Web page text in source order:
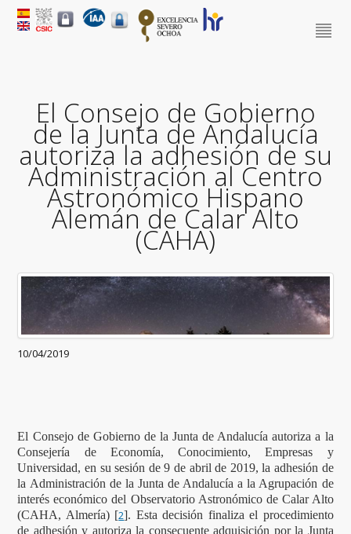
El Consejo de Gobierno
de la Junta de Andalucía
autoriza la adhesión de su
Administración al Centro
Astronómico Hispano
Alemán de Calar Alto
(CAHA)
10/04/2019
El Consejo de Gobierno de la Junta de Andalucía autoriza a la
Consejería de Economía, Conocimiento, Empresas y
Universidad, en su sesión de 9 de abril de 2019, la adhesión de
la Administración de la Junta de Andalucía a la Agrupación de
interés económico del Observatorio Astronómico de Calar Alto
(CAHA, Almería) [2]. Esta decisión finaliza el procedimiento
de adhesión y autoriza la consecuente adquisición por la Junta